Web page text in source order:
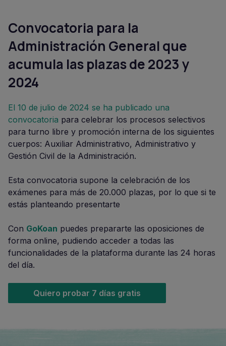
Convocatoria para la
Administración General que
acumula las plazas de 2023 y
2024
El 10 de julio de 2024 se ha publicado una
convocatoria para celebrar los procesos selectivos
para turno libre y promoción interna de los siguientes
cuerpos: Auxiliar Administrativo, Administrativo y
Gestión Civil de la Administración.
Esta convocatoria supone la celebración de los
exámenes para más de 20.000 plazas, por lo que si te
estás planteando presentarte
Con GoKoan puedes prepararte las oposiciones de
forma online, pudiendo acceder a todas las
funcionalidades de la plataforma durante las 24 horas
del día.
Quiero probar 7 días gratis